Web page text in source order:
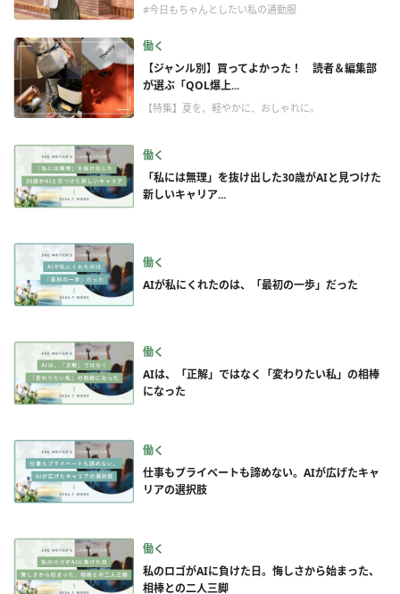
#今日もちゃんとしたい私の通勤服
働く
【ジャンル別】買ってよかった！ 読者＆編集部
が選ぶ「QOL爆上...
【特集】夏を、軽やかに、おしゃれに。
働く
「私には無理」を抜け出した30歳がAIと見つけた
新しいキャリア...
働く
AIが私にくれたのは、「最初の一歩」だった
働く
AIは、「正解」ではなく「変わりたい私」の相棒
になった
働く
仕事もプライベートも諦めない。AIが広げたキャ
リアの選択肢
働く
私のロゴがAIに負けた日。悔しさから始まった、
相棒との二人三脚